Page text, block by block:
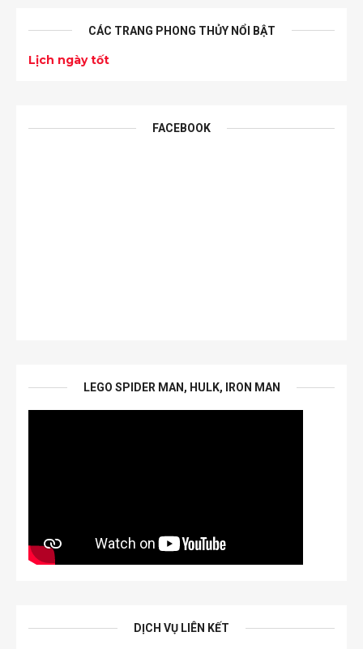
CÁC TRANG PHONG THỦY NỔI BẬT
Lịch ngày tốt
FACEBOOK
LEGO SPIDER MAN, HULK, IRON MAN
DỊCH VỤ LIÊN KẾT